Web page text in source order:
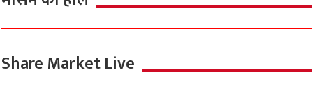
Share Market Live